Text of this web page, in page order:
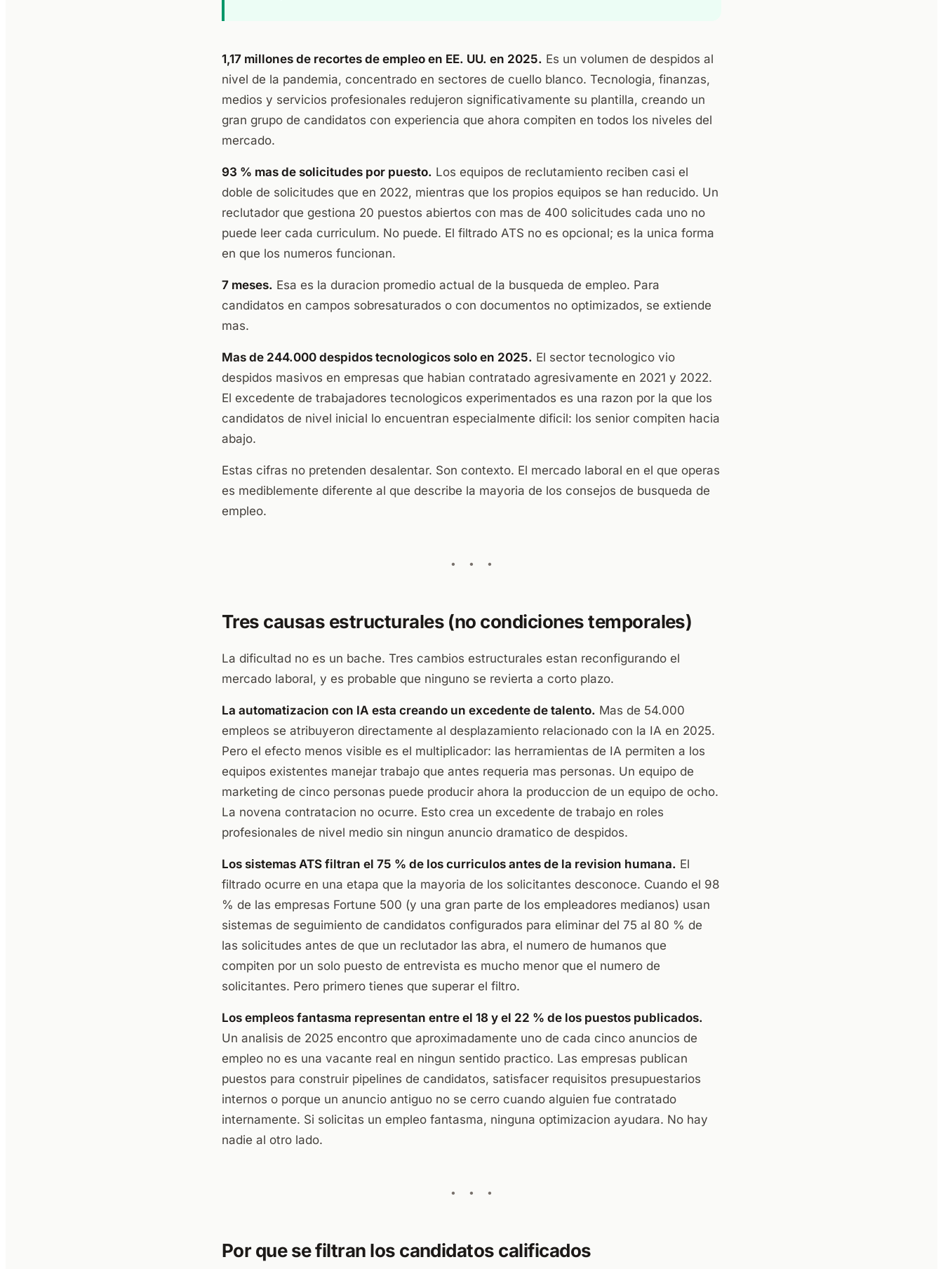
1,17 millones de recortes de empleo en EE. UU. en 2025. Es un volumen de despidos al
nivel de la pandemia, concentrado en sectores de cuello blanco. Tecnologia, finanzas,
medios y servicios profesionales redujeron significativamente su plantilla, creando un
gran grupo de candidatos con experiencia que ahora compiten en todos los niveles del
mercado.
93 % mas de solicitudes por puesto. Los equipos de reclutamiento reciben casi el
doble de solicitudes que en 2022, mientras que los propios equipos se han reducido. Un
reclutador que gestiona 20 puestos abiertos con mas de 400 solicitudes cada uno no
puede leer cada curriculum. No puede. El filtrado ATS no es opcional; es la unica forma
en que los numeros funcionan.
7 meses. Esa es la duracion promedio actual de la busqueda de empleo. Para
candidatos en campos sobresaturados o con documentos no optimizados, se extiende
mas.
Mas de 244.000 despidos tecnologicos solo en 2025. El sector tecnologico vio
despidos masivos en empresas que habian contratado agresivamente en 2021 y 2022.
El excedente de trabajadores tecnologicos experimentados es una razon por la que los
candidatos de nivel inicial lo encuentran especialmente dificil: los senior compiten hacia
abajo.
Estas cifras no pretenden desalentar. Son contexto. El mercado laboral en el que operas
es mediblemente diferente al que describe la mayoria de los consejos de busqueda de
empleo.
Tres causas estructurales (no condiciones temporales)
La dificultad no es un bache. Tres cambios estructurales estan reconfigurando el
mercado laboral, y es probable que ninguno se revierta a corto plazo.
La automatizacion con IA esta creando un excedente de talento. Mas de 54.000
empleos se atribuyeron directamente al desplazamiento relacionado con la IA en 2025.
Pero el efecto menos visible es el multiplicador: las herramientas de IA permiten a los
equipos existentes manejar trabajo que antes requeria mas personas. Un equipo de
marketing de cinco personas puede producir ahora la produccion de un equipo de ocho.
La novena contratacion no ocurre. Esto crea un excedente de trabajo en roles
profesionales de nivel medio sin ningun anuncio dramatico de despidos.
Los sistemas ATS filtran el 75 % de los curriculos antes de la revision humana. El
filtrado ocurre en una etapa que la mayoria de los solicitantes desconoce. Cuando el 98
% de las empresas Fortune 500 (y una gran parte de los empleadores medianos) usan
sistemas de seguimiento de candidatos configurados para eliminar del 75 al 80 % de
las solicitudes antes de que un reclutador las abra, el numero de humanos que
compiten por un solo puesto de entrevista es mucho menor que el numero de
solicitantes. Pero primero tienes que superar el filtro.
Los empleos fantasma representan entre el 18 y el 22 % de los puestos publicados.
Un analisis de 2025 encontro que aproximadamente uno de cada cinco anuncios de
empleo no es una vacante real en ningun sentido practico. Las empresas publican
puestos para construir pipelines de candidatos, satisfacer requisitos presupuestarios
internos o porque un anuncio antiguo no se cerro cuando alguien fue contratado
internamente. Si solicitas un empleo fantasma, ninguna optimizacion ayudara. No hay
nadie al otro lado.
Por que se filtran los candidatos calificados